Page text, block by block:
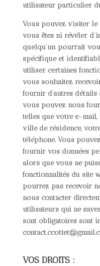
utilisateur particulier
Vous pouvez visiter le
vous êtes ni révéler
quelqu’un pourrait
spécifique et
utiliser certaines
vous souhaitez
fournir d’autres
vous pouvez nous
telles que votre e-
ville de résidence,
téléphone. Vous
fournir vos données
alors que vous ne
fonctionnalités du site
pourrez pas recevoir
nous contacter
utilisateurs qui ne
sont obligatoires sont
VOS DROITS :